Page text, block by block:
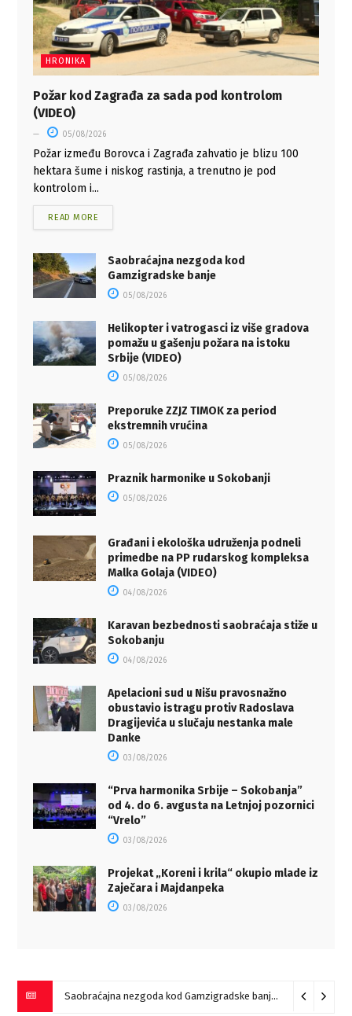
HRONIKA
Požar kod Zagrađa za sada pod kontrolom
(VIDEO)
05/08/2026
Požar između Borovca i Zagrađa zahvatio je blizu 100
hektara šume i niskog rastinja, a trenutno je pod
kontrolom i...
READ MORE
Saobraćajna nezgoda kod
Gamzigradske banje
05/08/2026
Helikopter i vatrogasci iz više gradova
pomažu u gašenju požara na istoku
Srbije (VIDEO)
05/08/2026
Preporuke ZZJZ TIMOK za period
ekstremnih vrućina
05/08/2026
Praznik harmonike u Sokobanji
05/08/2026
Građani i ekološka udruženja podneli
primedbe na PP rudarskog kompleksa
Malka Golaja (VIDEO)
04/08/2026
Karavan bezbednosti saobraćaja stiže u
Sokobanju
04/08/2026
Apelacioni sud u Nišu pravosnažno
obustavio istragu protiv Radoslava
Dragijevića u slučaju nestanka male
Danke
03/08/2026
“Prva harmonika Srbije – Sokobanja”
od 4. do 6. avgusta na Letnjoj pozornici
“Vrelo”
03/08/2026
Projekat „Koreni i krila“ okupio mlade iz
Zaječara i Majdanpeka
03/08/2026
Saobraćajna nezgoda kod Gamzigradske banje 05/08/2026